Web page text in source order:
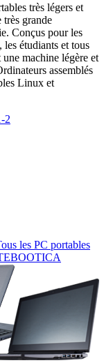
très légers et
très grande
Conçus pour les
les étudiants et tous
machine légère et
assemblés
Linux et
2
les PC portables